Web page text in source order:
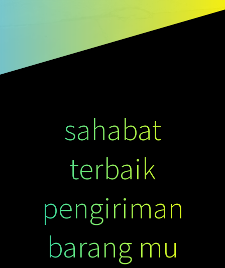
sahabat
terbaik
pengiriman
barang mu